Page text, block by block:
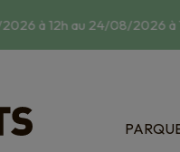
à 12h au 24/08/2026 à